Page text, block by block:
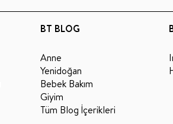
BT BLOG
Anne
Yenidoğan
Bebek Bakım
Giyim
Tüm Blog İçerikleri